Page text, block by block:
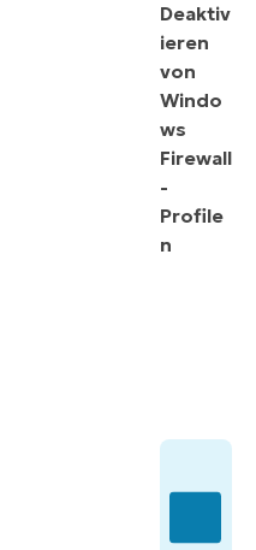
Deaktiv
ieren
von
Windo
ws
Firewall
-
Profile
n